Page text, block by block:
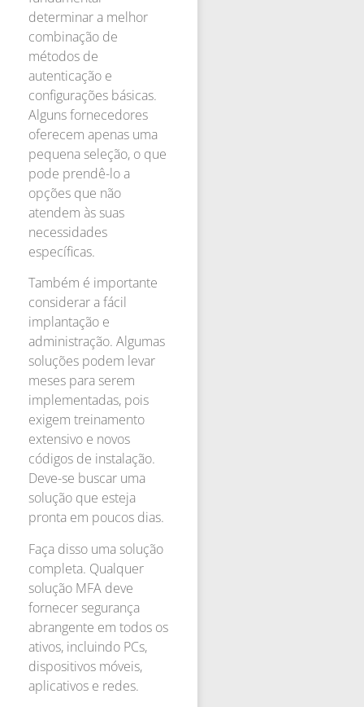
determinar a melhor
combinação de
métodos de
autenticação e
configurações básicas.
Alguns fornecedores
oferecem apenas uma
pequena seleção, o que
pode prendê-lo a
opções que não
atendem às suas
necessidades
específicas.
Também é importante
considerar a fácil
implantação e
administração. Algumas
soluções podem levar
meses para serem
implementadas, pois
exigem treinamento
extensivo e novos
códigos de instalação.
Deve-se buscar uma
solução que esteja
pronta em poucos dias.
Faça disso uma solução
completa. Qualquer
solução MFA deve
fornecer segurança
abrangente em todos os
ativos, incluindo PCs,
dispositivos móveis,
aplicativos e redes.